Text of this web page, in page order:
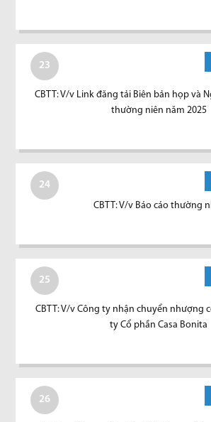
23
CBTT: V/v Link đăng tải Biên bản họp và
thường niên năm 2025
24
CBTT: V/v Báo cáo thường
25
CBTT: V/v Công ty nhận chuyển nhượng
ty Cổ phần Casa Bonita
26